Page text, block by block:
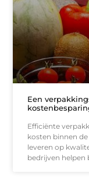
Een
Efficiënte
kosten binnen
leveren op
bedrijven helpen